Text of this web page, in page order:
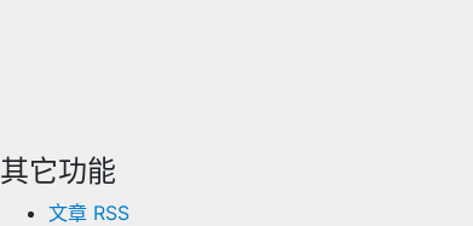
其它功能
文章 RSS